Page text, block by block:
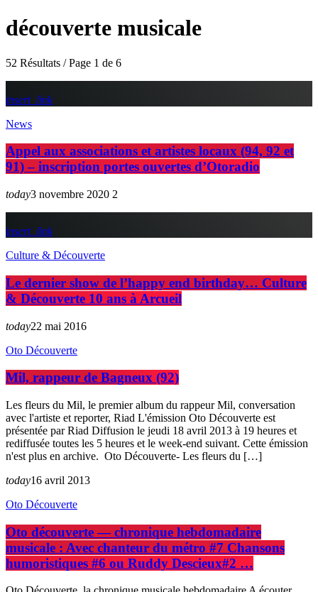
découverte musicale
52 Résultats / Page 1 de 6
insert_link
News
Appel aux associations et artistes locaux (94, 92 et
91) – inscription portes ouvertes d’Otoradio
today3 novembre 2020 2
insert_link
Culture & Découverte
Le dernier show de l’happy end birthday… Culture
& Découverte 10 ans à Arcueil
today22 mai 2016
Oto Découverte
Mil, rappeur de Bagneux (92)
Les fleurs du Mil, le premier album du rappeur Mil, conversation
avec l'artiste et reporter, Riad L'émission Oto Découverte est
présentée par Riad Diffusion le jeudi 18 avril 2013 à 19 heures et
rediffusée toutes les 5 heures et le week-end suivant. Cette émission
n'est plus en archive. Oto Découverte- Les fleurs du […]
today16 avril 2013
Oto Découverte
Oto découverte — chronique hebdomadaire
musicale : Avec chanteur du métro #7 Chansons
humoristiques #6 ou Ruddy Descieux#2 …